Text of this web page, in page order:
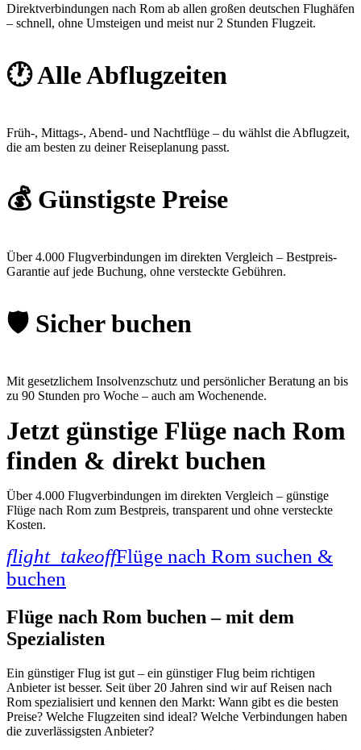
Direktverbindungen nach Rom ab allen großen deutschen Flughäfen
– schnell, ohne Umsteigen und meist nur 2 Stunden Flugzeit.
🕐 Alle Abflugzeiten
Früh-, Mittags-, Abend- und Nachtflüge – du wählst die Abflugzeit,
die am besten zu deiner Reiseplanung passt.
💰 Günstigste Preise
Über 4.000 Flugverbindungen im direkten Vergleich – Bestpreis-
Garantie auf jede Buchung, ohne versteckte Gebühren.
🛡️ Sicher buchen
Mit gesetzlichem Insolvenzschutz und persönlicher Beratung an bis
zu 90 Stunden pro Woche – auch am Wochenende.
Jetzt günstige Flüge nach Rom
finden & direkt buchen
Über 4.000 Flugverbindungen im direkten Vergleich – günstige
Flüge nach Rom zum Bestpreis, transparent und ohne versteckte
Kosten.
flight_takeoffFlüge nach Rom suchen &
buchen
Flüge nach Rom buchen – mit dem
Spezialisten
Ein günstiger Flug ist gut – ein günstiger Flug beim richtigen
Anbieter ist besser. Seit über 20 Jahren sind wir auf Reisen nach
Rom spezialisiert und kennen den Markt: Wann gibt es die besten
Preise? Welche Flugzeiten sind ideal? Welche Verbindungen haben
die zuverlässigsten Anbieter?